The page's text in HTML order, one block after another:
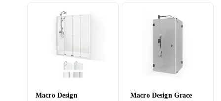
Macro Design
Macro Design Grace